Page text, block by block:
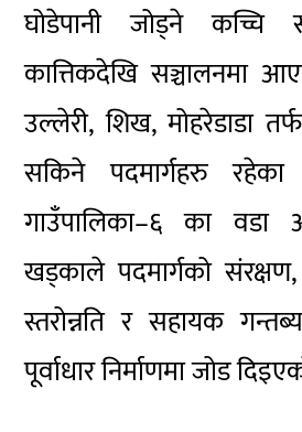
घोडेपानी जोड्ने
कात्तिकदेखि सञ्चालनमा
उल्लेरी, शिख, मोहरेडाडा
सकिने पदमार्गहरु
गाउँपालिका–६ का वडा
खड्काले पदमार्गको
स्तरोन्नति र सहायक
पूर्वाधार निर्माणमा जोड